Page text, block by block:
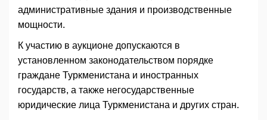
административные здания и производственные
мощности.
К участию в аукционе допускаются в
установленном законодательством порядке
граждане Туркменистана и иностранных
государств, а также негосударственные
юридические лица Туркменистана и других стран.